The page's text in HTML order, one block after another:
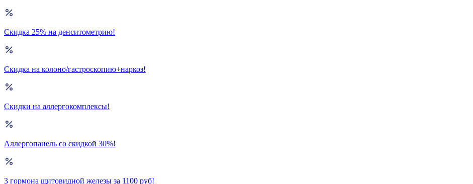
Скидка 25% на денситометрию!
Скидка на колоно/гастроскопию+наркоз!
Скидки на аллергокомплексы!
Аллергопанель со скидкой 30%!
3 гормона щитовидной железы за 1100 руб!